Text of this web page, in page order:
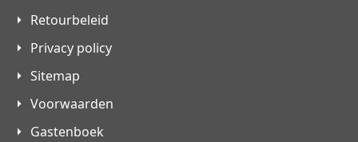
Retourbeleid
Privacy policy
Sitemap
Voorwaarden
Gastenboek